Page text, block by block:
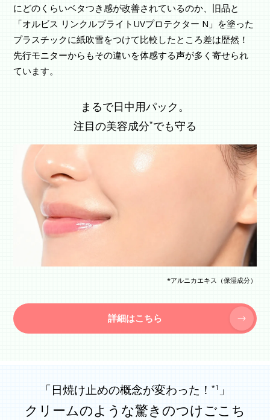
にどのくらいベタつき感が改善されているのか、旧品と
「オルビス リンクルブライトUVプロテクター N」を塗った
プラスチックに紙吹雪をつけて比較したところ差は歴然！
先行モニターからもその違いを体感する声が多く寄せられ
ています。
まるで日中用パック。
注目の美容成分*でも守る
*アルニカエキス（保湿成分）
詳細はこちら
「日焼け止めの概念が変わった！ *1 」
クリームのような驚きのつけごこち